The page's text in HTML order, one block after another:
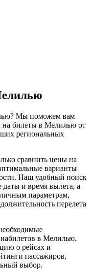
Мы поможем вам
на билеты в Мелилью от
региональных
сравнить цены на
варианты
Наш удобный поиск
даты и время вылета, а
параметрам,
перелета
в Мелилью.
о рейсах и
пассажиров,
выбор.